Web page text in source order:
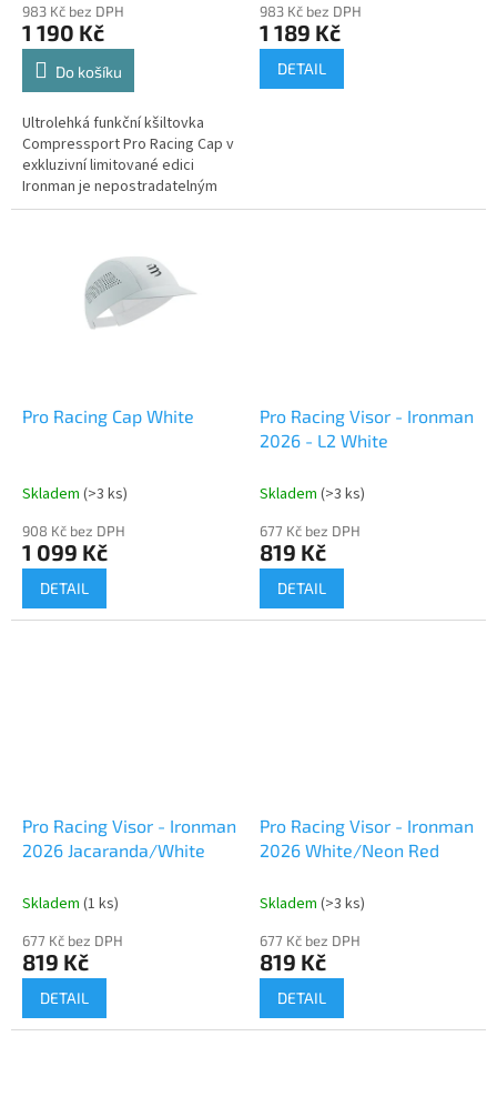
983 Kč bez DPH
1 190 Kč
Do košíku
Ultrolehká funkční kšiltovka
Compressport Pro Racing Cap v
exkluzivní limitované edici
Ironman je nepostradatelným
doplňkem pro každého
983 Kč bez DPH
1 189 Kč
DETAIL
Pro Racing Cap White
Skladem (>3 ks)
908 Kč bez DPH
1 099 Kč
DETAIL
Pro Racing Visor - Ironman
2026 - L2 White
Skladem (>3 ks)
677 Kč bez DPH
819 Kč
DETAIL
Pro Racing Visor - Ironman
2026 Jacaranda/White
Skladem (1 ks)
677 Kč bez DPH
819 Kč
DETAIL
Pro Racing Visor - Ironman
2026 White/Neon Red
Skladem (>3 ks)
677 Kč bez DPH
819 Kč
DETAIL